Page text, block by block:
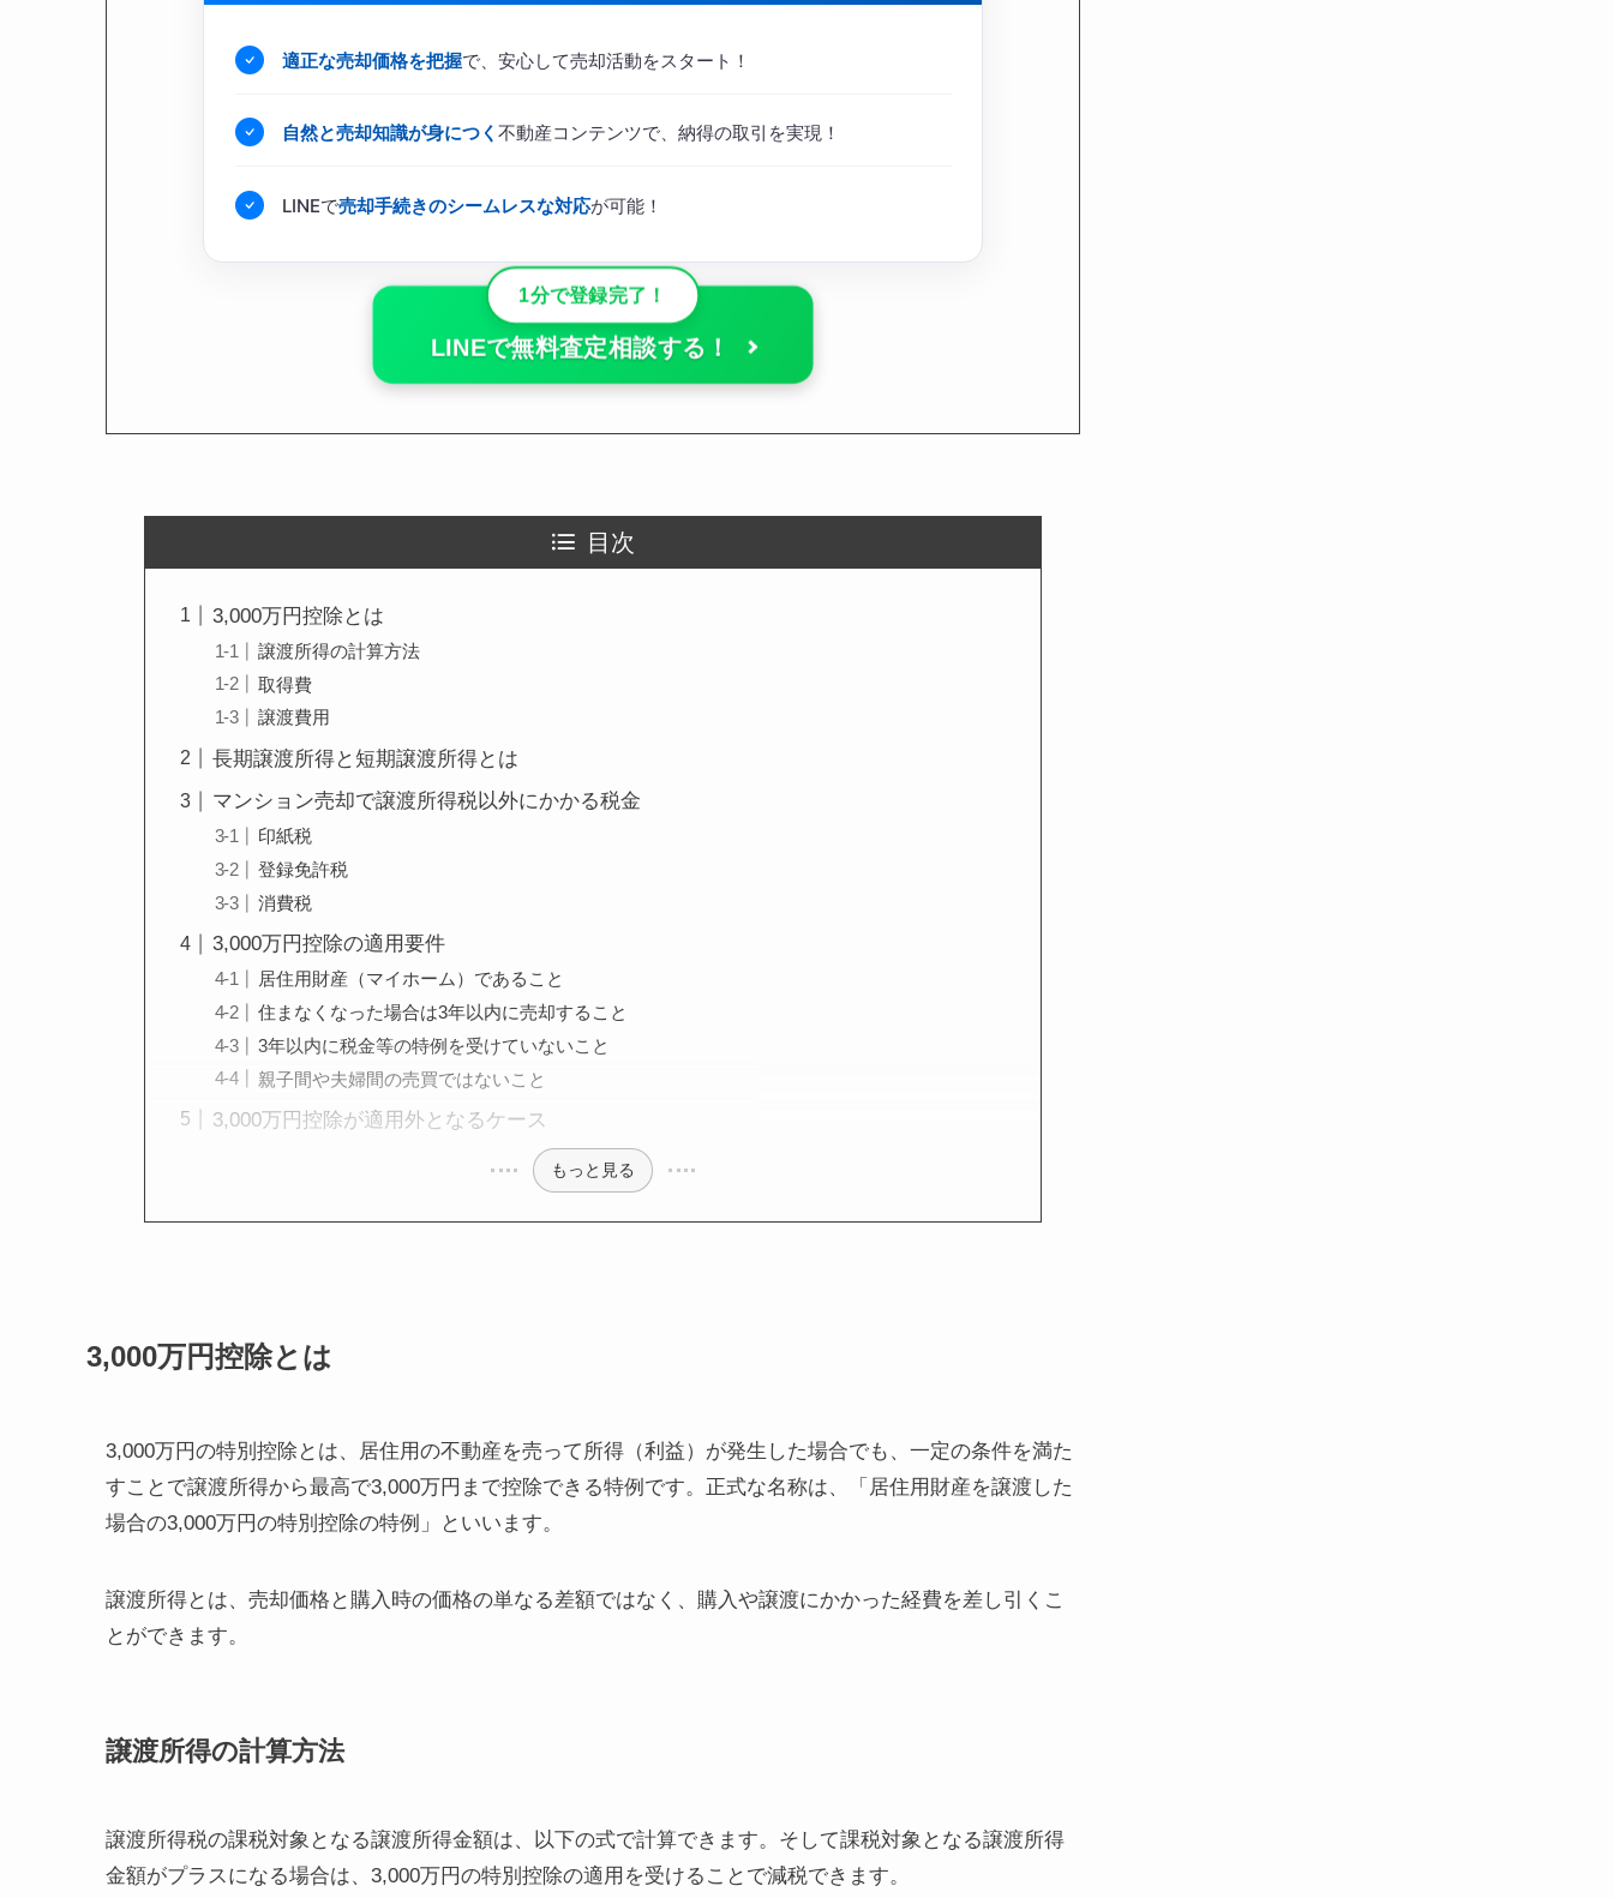
適正な売却価格を把握で、安心して売却活動をスタート！
自然と売却知識が身につく 不動産コンテンツで、納得の取引を実現！
LINEで売却手続きのシームレスな対応が可能！
1分で登録完了！
LINEで無料査定相談する！
目次
3,000万円控除とは
譲渡所得の計算方法
取得費
譲渡費用
長期譲渡所得と短期譲渡所得とは
マンション売却で譲渡所得税以外にかかる税金
印紙税
登録免許税
消費税
3,000万円控除の適用要件
居住用財産（マイホーム）であること
住まなくなった場合は3年以内に売却すること
3年以内に税金等の特例を受けていないこと
親子間や夫婦間の売買ではないこと
3,000万円控除が適用外となるケース
もっと見る
3,000万円控除とは
3,000万円の特別控除とは、居住用の不動産を売って所得（利益）が発生した場合でも、一定の条件を満た
すことで譲渡所得から最高で3,000万円まで控除できる特例です。正式な名称は、「居住用財産を譲渡した
場合の3,000万円の特別控除の特例」といいます。
譲渡所得とは、売却価格と購入時の価格の単なる差額ではなく、購入や譲渡にかかった経費を差し引くこ
とができます。
譲渡所得の計算方法
譲渡所得税の課税対象となる譲渡所得金額は、以下の式で計算できます。そして課税対象となる譲渡所得
金額がプラスになる場合は、3,000万円の特別控除の適用を受けることで減税できます。